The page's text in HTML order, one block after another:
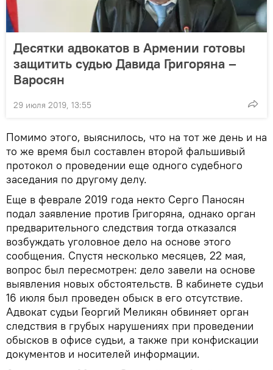
Десятки адвокатов в Армении готовы
защитить судью Давида Григоряна –
Варосян
29 июля 2019, 13:55
Помимо этого, выяснилось, что на тот же день и на
то же время был составлен второй фальшивый
протокол о проведении еще одного судебного
заседания по другому делу.
Еще в феврале 2019 года некто Серго Паносян
подал заявление против Григоряна, однако орган
предварительного следствия тогда отказался
возбуждать уголовное дело на основе этого
сообщения. Спустя несколько месяцев, 22 мая,
вопрос был пересмотрен: дело завели на основе
выявления новых обстоятельств. В кабинете судьи
16 июля был проведен обыск в его отсутствие.
Адвокат судьи Георгий Меликян обвиняет орган
следствия в грубых нарушениях при проведении
обысков в офисе судьи, а также при конфискации
документов и носителей информации.